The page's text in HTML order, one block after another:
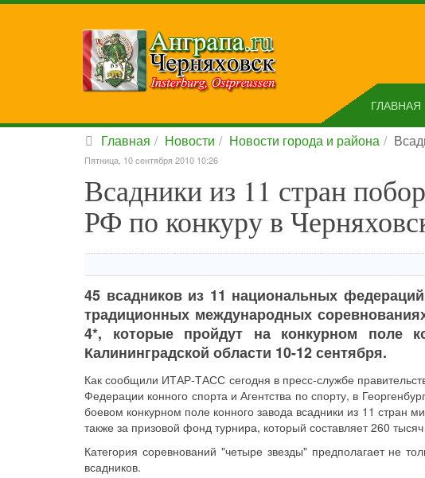
ГЛАВНАЯ
Главная Новости Новости города и района
Пятница, 10 сентября 2010 10:26
Всадники из 11 стран
РФ по конкуру в
45 всадников из 11 национальных
традиционных международных
4*, которые пройдут на конкурном поле
Калининградской области 10-12 сентября.
Как сообщили ИТАР-ТАСС сегодня в пресс-службе
Федерации конного спорта и Агентства по спорту, в
боевом конкурном поле конного завода всадники из 11 стран
также за призовой фонд турнира, который составляет 260
Категория соревнований "четыре звезды" предполагает не
всадников.